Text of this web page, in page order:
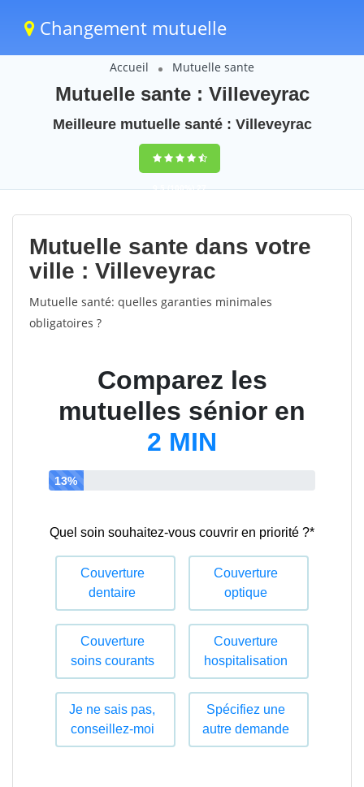
Changement mutuelle
Accueil Mutuelle sante
Mutuelle sante : Villeveyrac
Meilleure mutuelle santé : Villeveyrac
9,5(100%)27
votes
Mutuelle sante dans votre
ville : Villeveyrac
Mutuelle santé: quelles garanties minimales
obligatoires ?